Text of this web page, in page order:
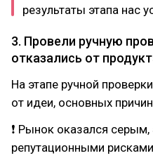
результаты этапа нас
3. Провели ручную
отказались от
На этапе ручной
от идеи, основных
❗ Рынок оказался
репутационными